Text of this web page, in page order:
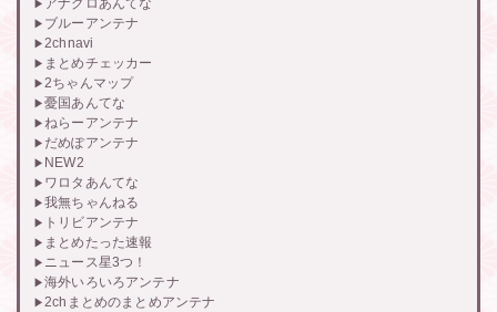
ブルーアンテナ
2chnavi
まとめチェッカー
2ちゃんマップ
憂国あんてな
ねらーアンテナ
だめぽアンテナ
NEW2
ワロタあんてな
我無ちゃんねる
トリビアンテナ
まとめたった速報
ニュース星3つ！
海外いろいろアンテナ
2chまとめのまとめアンテナ